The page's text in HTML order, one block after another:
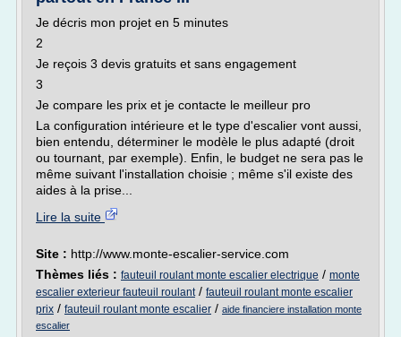
Je décris mon projet en 5 minutes
2
Je reçois 3 devis gratuits et sans engagement
3
Je compare les prix et je contacte le meilleur pro
La configuration intérieure et le type d'escalier vont aussi,
bien entendu, déterminer le modèle le plus adapté (droit
ou tournant, par exemple). Enfin, le budget ne sera pas le
même suivant l'installation choisie ; même s'il existe des
aides à la prise...
Lire la suite
Site : http://www.monte-escalier-service.com
Thèmes liés : fauteuil roulant monte escalier electrique / monte
escalier exterieur fauteuil roulant/ fauteuil roulant monte escalier
prix / fauteuil roulant monte escalier / aide financiere installation monte
escalier